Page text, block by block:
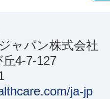
ャパン株式会社
4-7-127
ja-jp